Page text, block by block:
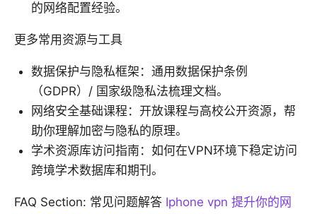
的网络配置经验。
更多常用资源与工具
数据保护与隐私框架：通用数据保护条例
（GDPR）/ 国家级隐私法梳理文档。
网络安全基础课程：开放课程与高校公开资源，帮
助你理解加密与隐私的原理。
学术资源库访问指南：如何在VPN环境下稳定访问
跨境学术数据库和期刊。
FAQ Section: 常见问题解答 Iphone vpn 提升你的网